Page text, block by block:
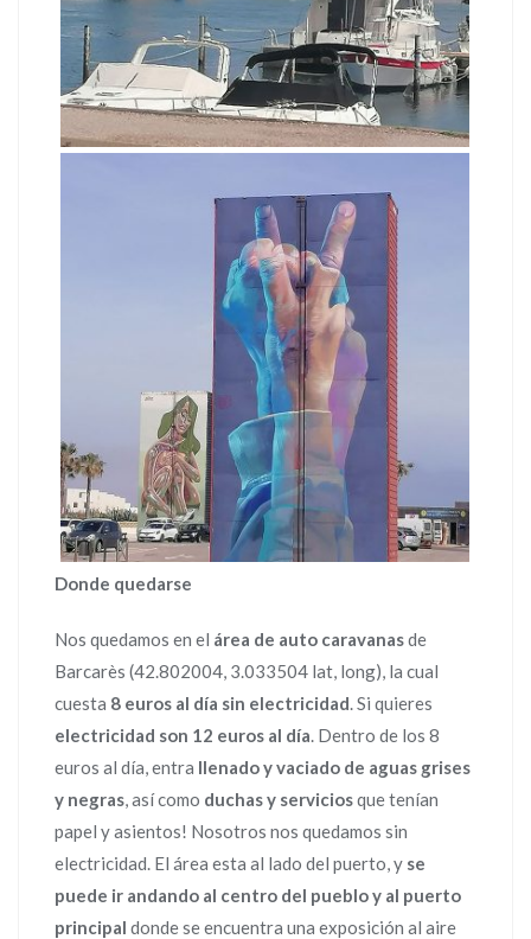
Donde quedarse
Nos quedamos en el área de auto caravanasde
Barcarès (42.802004, 3.033504 lat, long), la cual
cuesta 8 euros al día sin electricidad. Si quieres
electricidad son 12 euros al día. Dentro de los 8
euros al día, entra llenado y vaciado de aguas grises
y negras, así como duchas y serviciosque tenían
papel y asientos! Nosotros nos quedamos sin
electricidad. El área esta al lado del puerto, y se
puede ir andando al centro del pueblo y al puerto
principal donde se encuentra una exposición al aire